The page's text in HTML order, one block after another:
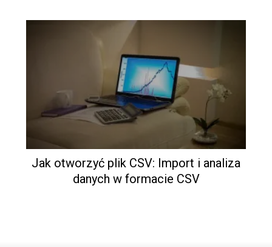
Jak otworzyć plik CSV: Import i analiza
danych w formacie CSV